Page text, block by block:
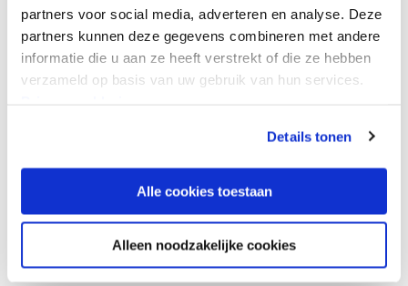
partners voor social media, adverteren en analyse. Deze
partners kunnen deze gegevens combineren met andere
informatie die u aan ze heeft verstrekt of die ze hebben
verzameld op basis van uw gebruik van hun services.
Details tonen
Alle cookies toestaan
Alleen noodzakelijke cookies
Meedoen of beluister haarpodcast!
Website Makkelijker Meedoen
Volg ons online